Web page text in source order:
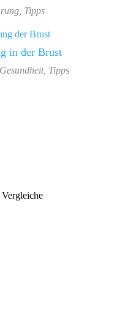
Tipps
in der Brust
Gesundheit, Tipps